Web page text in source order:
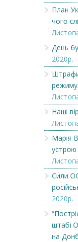
План
чого
День
2020р.
Наші
Марія
устрою
Сили
2020р.
штабі
на